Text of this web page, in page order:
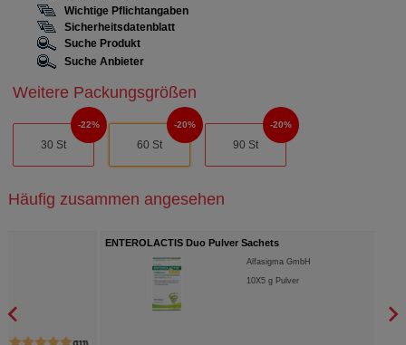
Wichtige Pflichtangaben
Sicherheitsdatenblatt
Suche Produkt
Suche Anbieter
Weitere Packungsgrößen
30 St
22%
60 St
20%
90 St
20%
Häufig zusammen angesehen
ENTEROLACTIS Duo Pulver Sachets
Alfasigma GmbH
10X5